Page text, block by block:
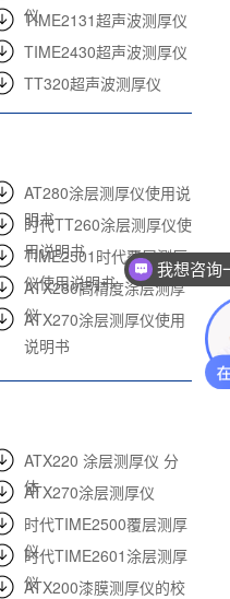
仪
TIME2131超声波测厚仪
TIME2430超声波测厚仪
TT320超声波测厚仪
AT280涂层测厚仪使用说
明书
时代TT260涂层测厚仪使
用说明书
TIME2501时代覆层测厚
仪使用说明书
ATX280高精度涂层测厚
仪
ATX270涂层测厚仪使用
说明书
ATX220 涂层测厚仪 分
体
ATX270涂层测厚仪
时代TIME2500覆层测厚
仪
时代TIME2601涂层测厚
仪
ATX200漆膜测厚仪的校
我想咨询